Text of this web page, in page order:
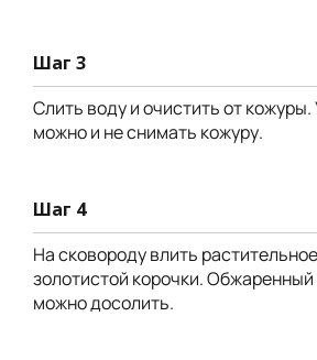
Шаг 3
Слить воду и очистить от
можно и не снимать кожуру.
Шаг 4
На сковороду влить
золотистой корочки.
можно досолить.